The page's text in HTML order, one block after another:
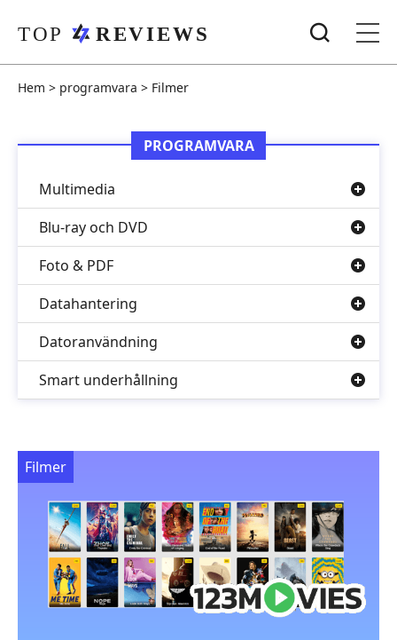
Hem > programvara > Filmer
PROGRAMVARA
Multimedia
Blu-ray och DVD
Foto & PDF
Datahantering
Datoranvändning
Smart underhållning
Filmer